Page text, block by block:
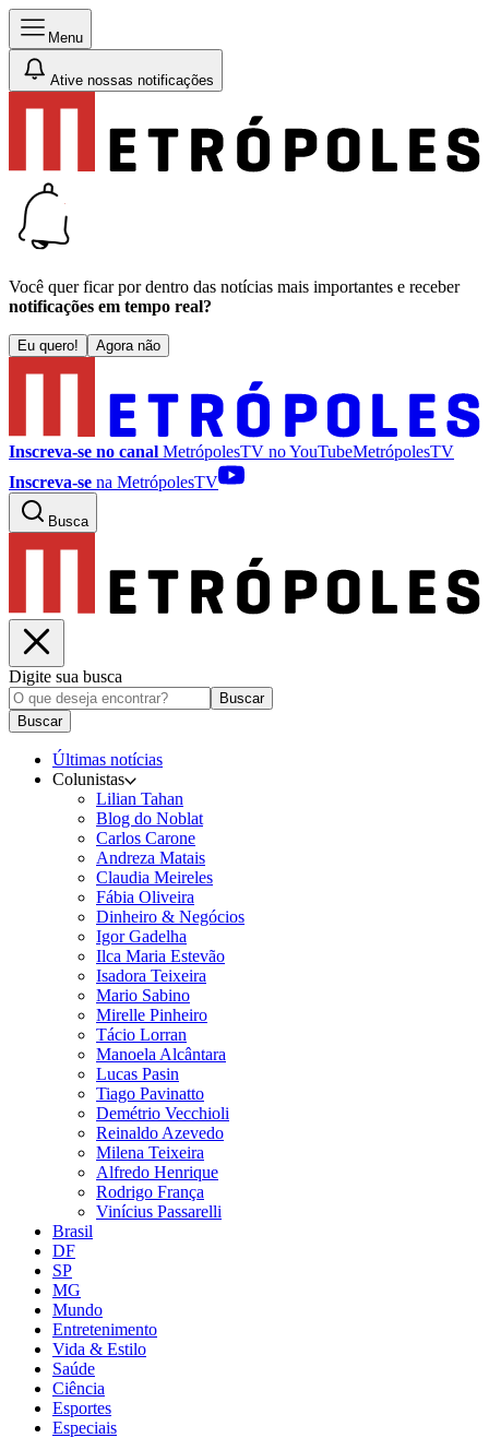
Menu
Ative nossas notificações
Você quer ficar por dentro das notícias mais importantes e receber
notificações em tempo real?
Eu quero! Agora não
Inscreva-se no canal MetrópolesTV noYouTubeMetrópolesTV
Inscreva-se na MetrópolesTV
Busca
Digite sua busca
Buscar
Buscar
Últimas notícias
Colunistas
Lilian Tahan
Blog do Noblat
Carlos Carone
Andreza Matais
Claudia Meireles
Fábia Oliveira
Dinheiro & Negócios
Igor Gadelha
Ilca Maria Estevão
Isadora Teixeira
Mario Sabino
Mirelle Pinheiro
Tácio Lorran
Manoela Alcântara
Lucas Pasin
Tiago Pavinatto
Demétrio Vecchioli
Reinaldo Azevedo
Milena Teixeira
Alfredo Henrique
Rodrigo França
Vinícius Passarelli
Brasil
DF
SP
MG
Mundo
Entretenimento
Vida & Estilo
Saúde
Ciência
Esportes
Especiais